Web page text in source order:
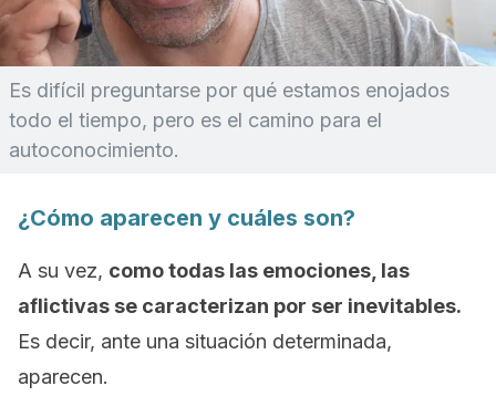
Es difícil preguntarse por qué estamos enojados
todo el tiempo, pero es el camino para el
autoconocimiento.
¿Cómo aparecen y cuáles son?
A su vez, como todas las emociones, las
aflictivas se caracterizan por ser inevitables.
Es decir, ante una situación determinada,
aparecen.